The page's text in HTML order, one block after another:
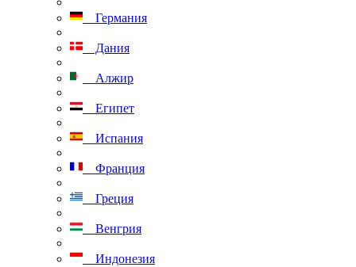
Германия
Дания
Алжир
Египет
Испания
Франция
Греция
Венгрия
Индонезия